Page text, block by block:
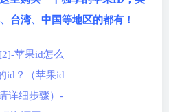
台湾、中国等地区的都有！